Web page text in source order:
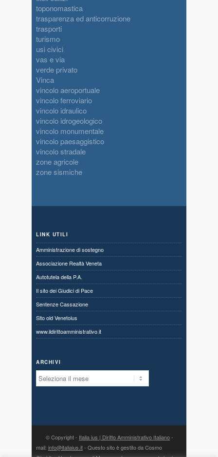
toponomastica
trasparenza ed anticorruzione
trasporti
turismo
usi civici
vas e via
verde privato
Vinca
vincolo aeroportuale
vincolo ferroviario
vincolo idraulico
vincolo idrogeologico
vincolo monumentale
vincolo paesaggistico
vincolo stradale
zone agricole
zone sismiche
LINK UTILI
Amministrazione di sostegno
Associazione Realtà Veneta
Autotutela della P.A.
Il sito dei Giudici di Pace
Sentenze Cassazione
Sito old Venetoius
www.ildirittoamministrativo.it
ARCHIVI
Archivi
© Copyright - Italia ius | Diritto Amministrativo Italiano-
mail: info@italiaius.it- Questo sito è gestito da Cosmo